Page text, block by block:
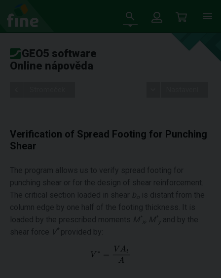
GEO5 software
Online nápověda
Verification of Spread Footing for Punching
Shear
The program allows us to verify spread footing for
punching shear or for the design of shear reinforcement.
The critical section loaded in shear b o is distant from the
column edge by one half of the footing thickness. It is
loaded by the prescribed moments M*
x , M*
y and by the
shear force V* provided by: